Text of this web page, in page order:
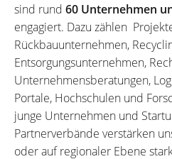
sind rund 60 Unternehmen
engagiert. Dazu zählen
Rückbauunternehmen,
Entsorgungsunternehmen,
Unternehmensberatungen,
Portale, Hochschulen und
junge Unternehmen und
Partnerverbände verstärken
oder auf regionaler Ebene